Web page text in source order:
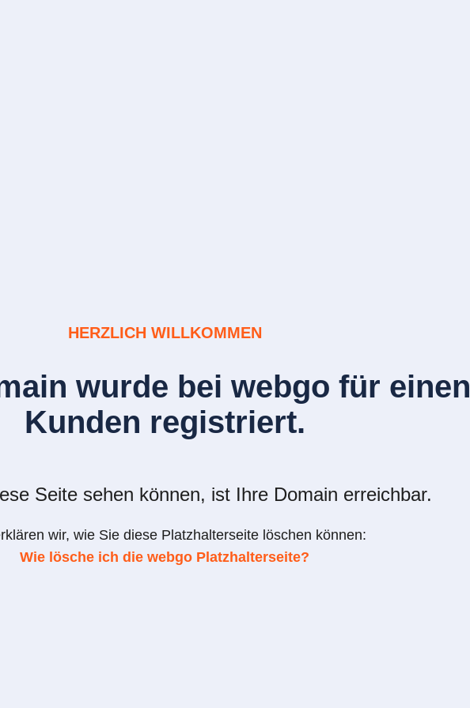
HERZLICH WILLKOMMEN
wurde bei webgo für einen
Kunden registriert.
Seite sehen können, ist Ihre Domain erreichbar.
wir, wie Sie diese Platzhalterseite löschen können:
Wie lösche ich die webgo Platzhalterseite?